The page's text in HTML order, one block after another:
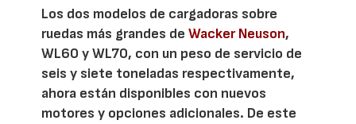
Los dos modelos de cargadoras sobre
ruedas más grandes deWacker Neuson,
WL60 y WL70, con un peso de servicio de
seis y siete toneladas respectivamente,
ahora están disponibles con nuevos
motores y opciones adicionales. De este